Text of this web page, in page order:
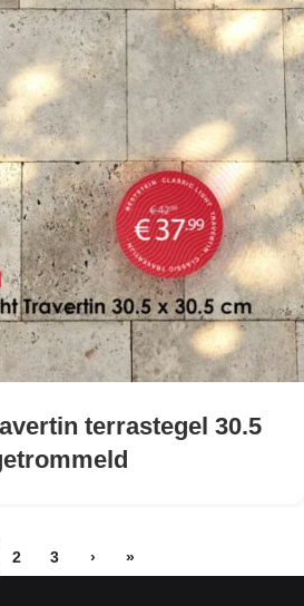
terrastegel 30.5
2 3 › »